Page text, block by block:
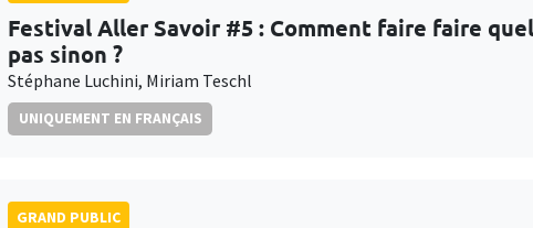
Festival Aller Savoir #5 : Comment faire faire
pas sinon ?
Stéphane Luchini, Miriam Teschl
UNIQUEMENT EN FRANÇAIS
GRAND PUBLIC